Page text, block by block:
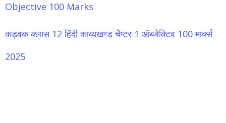
Objective 100 Marks
कड़वक क्लास 12 हिंदी काव्यखण्ड चैप्टर 1 ऑब्जेक्टिव 100 मार्क्स
2025